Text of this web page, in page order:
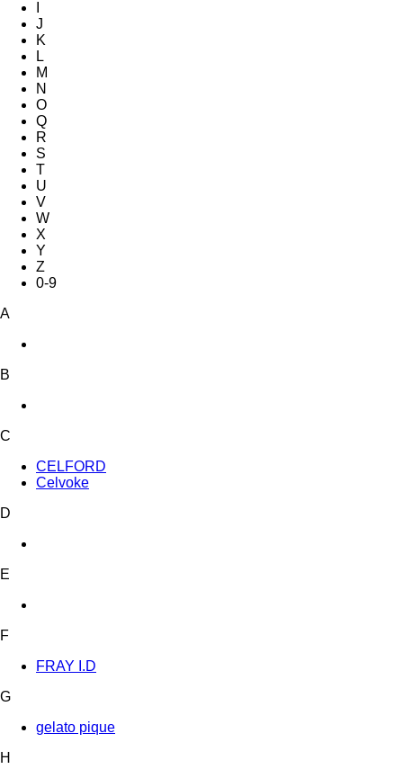
J
K
L
M
N
O
Q
R
S
T
U
V
W
X
Y
Z
0-9
A
B
C
CELFORD
Celvoke
D
E
F
FRAY I.D
G
gelato pique
H